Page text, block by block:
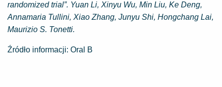
randomized trial”. Yuan Li, Xinyu Wu, Min Liu, Ke Deng,
Annamaria Tullini, Xiao Zhang, Junyu Shi, Hongchang Lai,
Maurizio S. Tonetti.
Źródło informacji: Oral B